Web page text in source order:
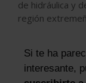
de hidráulica y
región
Si te ha
interesante,